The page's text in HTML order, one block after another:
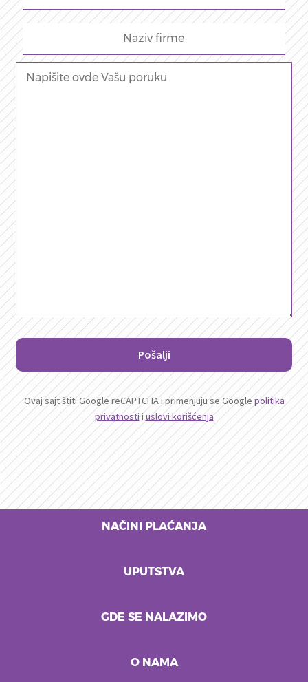
Ovaj sajt štiti Google reCAPTCHA i primenjuju se Googlepolitika
privatnosti i uslovi korišćenja
NAČINI PLAĆANJA
UPUTSTVA
GDE SE NALAZIMO
O NAMA